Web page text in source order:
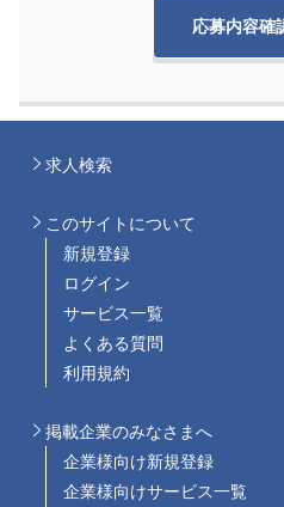
求人検索
このサイトについて
新規登録
ログイン
サービス一覧
よくある質問
利用規約
掲載企業のみなさまへ
企業様向け新規登録
企業様向けサービス一覧